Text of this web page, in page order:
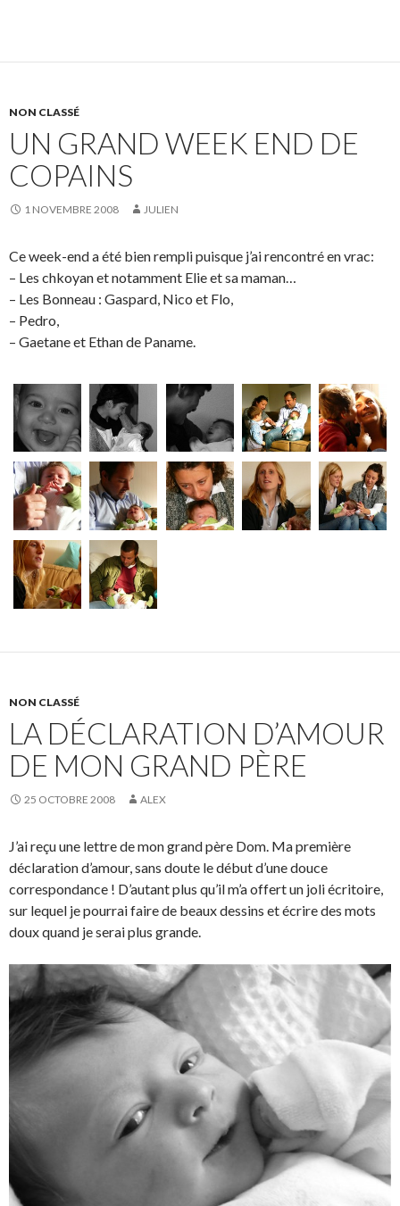
NON CLASSÉ
UN GRAND WEEK END DE
COPAINS
1 NOVEMBRE 2008 JULIEN
Ce week-end a été bien rempli puisque j’ai rencontré en vrac:
– Les chkoyan et notamment Elie et sa maman…
– Les Bonneau : Gaspard, Nico et Flo,
– Pedro,
– Gaetane et Ethan de Paname.
NON CLASSÉ
LA DÉCLARATION D’AMOUR
DE MON GRAND PÈRE
25 OCTOBRE 2008 ALEX
J’ai reçu une lettre de mon grand père Dom. Ma première
déclaration d’amour, sans doute le début d’une douce
correspondance ! D’autant plus qu’il m’a offert un joli écritoire,
sur lequel je pourrai faire de beaux dessins et écrire des mots
doux quand je serai plus grande.